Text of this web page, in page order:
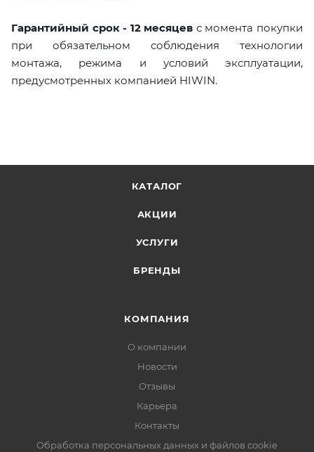
Гарантийный срок - 12 месяцев с момента покупки
при обязательном соблюдения технологии
монтажа, режима и условий эксплуатации,
предусмотренных компанией HIWIN.
КАТАЛОГ
АКЦИИ
УСЛУГИ
БРЕНДЫ
КОМПАНИЯ
О компании
Новости
Отзывы
Карьера
Контакты
Обработка персональных данных и файлов cookie